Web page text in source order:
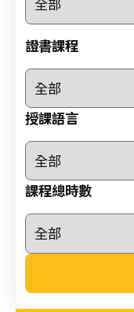
證書課程
授課語言
課程總時數